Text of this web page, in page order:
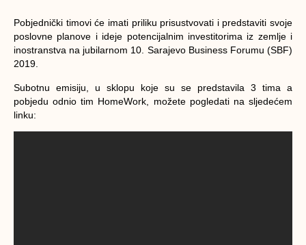
Pobjednički timovi će imati priliku prisustvovati i predstaviti svoje
poslovne planove i ideje potencijalnim investitorima iz zemlje i
inostranstva na jubilarnom 10. Sarajevo Business Forumu (SBF)
2019.
Subotnu emisiju, u sklopu koje su se predstavila 3 tima a
pobjedu odnio tim HomeWork, možete pogledati na sljedećem
linku: